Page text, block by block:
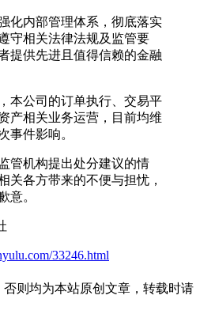
化内部管理体系，彻底落实
守相关法律法规及监管要
提供先进且值得信赖的金融
本公司的订单执行、交易平
产相关业务运营，目前均维
事件影响。
管机构提出处分建议的情
关各方带来的不便与担忧，
意。
33246.html
否则均为本站原创文章，转载时请